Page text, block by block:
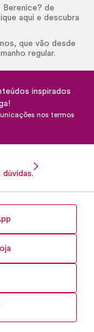
Berenice? de
aqui e descubra
que vão desde
regular.
inspirados
nos termos